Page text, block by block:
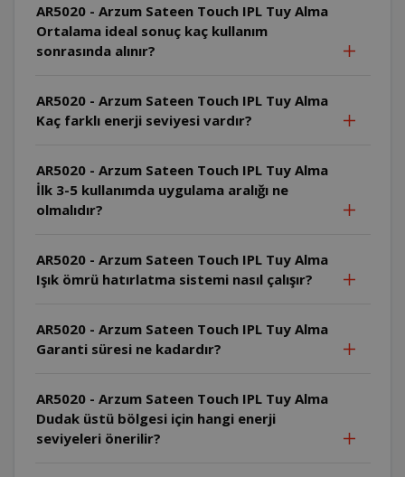
AR5020 - Arzum Sateen Touch IPL Tuy Alma
Ortalama ideal sonuç kaç kullanım
sonrasında alınır?
AR5020 - Arzum Sateen Touch IPL Tuy Alma
Kaç farklı enerji seviyesi vardır?
AR5020 - Arzum Sateen Touch IPL Tuy Alma
İlk 3-5 kullanımda uygulama aralığı ne
olmalıdır?
AR5020 - Arzum Sateen Touch IPL Tuy Alma
Işık ömrü hatırlatma sistemi nasıl çalışır?
AR5020 - Arzum Sateen Touch IPL Tuy Alma
Garanti süresi ne kadardır?
AR5020 - Arzum Sateen Touch IPL Tuy Alma
Dudak üstü bölgesi için hangi enerji
seviyeleri önerilir?